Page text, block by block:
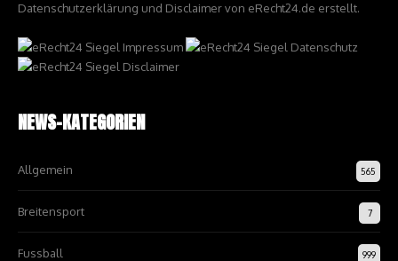
Datenschutzerklärung und Disclaimer von eRecht24.de erstellt.
NEWS-KATEGORIEN
Allgemein 565
Breitensport 7
Fussball 999